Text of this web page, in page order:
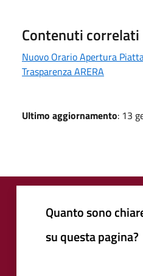
Contenuti correlati
Nuovo Orario Apertura
Trasparenza ARERA
Ultimo aggiornamento: 13
Quanto sono
su questa pagina?